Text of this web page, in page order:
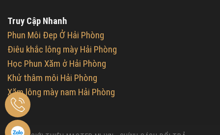
Truy Cập Nhanh
Phun Môi Đẹp Ở Hải Phòng
Điêu khắc lông mày Hải Phòng
Học Phun Xăm ở Hải Phòng
Khử thâm môi Hải Phòng
Xăm lông mày nam Hải Phòng